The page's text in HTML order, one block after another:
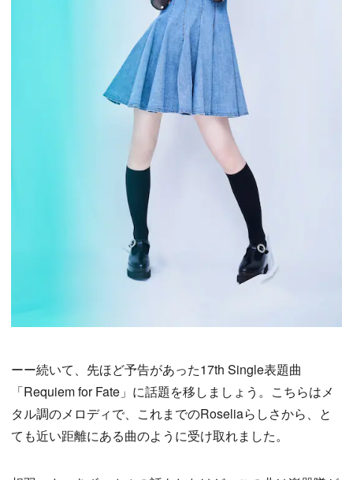
ーー続いて、先ほど予告があった17th Single表題曲
「Requiem for Fate」に話題を移しましょう。こちらはメ
タル調のメロディで、これまでのRoseliaらしさから、と
ても近い距離にある曲のように受け取れました。